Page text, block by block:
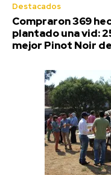
Destacados
Compraron 369
plantado una vid:
mejor Pinot Noir